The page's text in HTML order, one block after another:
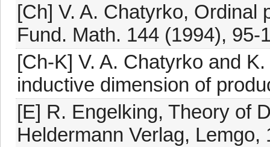
[Ch] V. A. Chatyrko, Ordinal
Fund. Math. 144 (1994), 95-
[Ch-K] V. A. Chatyrko and
inductive dimension of
[E] R. Engelking, Theory of
Heldermann Verlag, Lemgo,